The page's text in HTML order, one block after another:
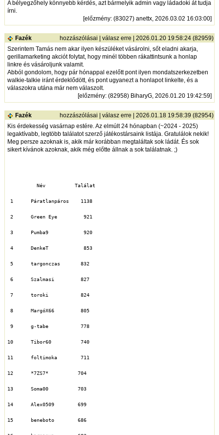
A bélyegzőhely könnyebb kérdés, azt bármelyik admin vagy ládadoki át tudja
írni.
[előzmény: (83027) anettx, 2026.03.02 16:03:00]
Fazék hozzászólásai |válasz erre | 2026.01.20 19:58:24 (82959)
Szerintem Tamás nem akar ilyen készüléket vásárolni, sőt eladni akarja,
gerillamarketing akciót folytat, hogy minél többen rákattintsunk a honlap
linkre és vásároljunk valamit.
Abból gondolom, hogy pár hónappal ezelőtt pont ilyen mondatszerkezetben
walkie-talkie iránt érdeklődött, és pont ugyanezt a honlapot linkelte, és a
válaszokra utána már nem válaszolt.
[előzmény: (82958) BiharyG, 2026.01.20 19:42:59]
Fazék hozzászólásai |válasz erre | 2026.01.18 19:58:39 (82954)
Kis érdekesség vasárnap estére. Az elmúlt 24 hónapban (~2024 - 2025)
legaktívabb, legtöbb találatot szerző játékostársaink listája. Gratulálok nekik!
Meg persze azoknak is, akik már korábban megtaláltak sok ládát. És sok
sikert kívánok azoknak, akik még előtte állnak a sok találatnak. ;)
          Név	       Találat
1	Páratlanpáros    1138
2	Green Eye         921
3	Pumba9	          920
4	DenkeT	          853
5	targonczas       832
6	Szalmasi	 827
7	toroki	         824
8	MargóX66	 805
9	g-tabe	         778
10	Tibor60	         740
11	foltimoka	 711
12	*7ZS7*	        704
13	Soma00	        703
14	Alex0509	699
15	beneboto	686